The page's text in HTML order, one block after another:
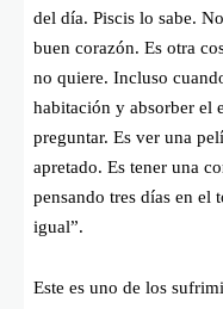
del día. Piscis lo sabe.
buen corazón. Es otra
no quiere. Incluso
habitación y absorber el
preguntar. Es ver una
apretado. Es tener una
pensando tres días en el
igual”.
Este es uno de los